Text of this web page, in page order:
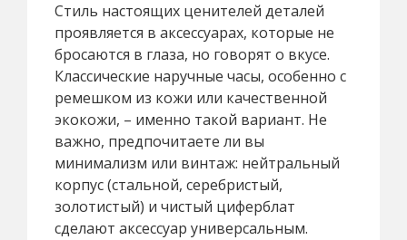
Стиль настоящих ценителей деталей
проявляется в аксессуарах, которые не
бросаются в глаза, но говорят о вкусе.
Классические наручные часы, особенно с
ремешком из кожи или качественной
экокожи, – именно такой вариант. Не
важно, предпочитаете ли вы
минимализм или винтаж: нейтральный
корпус (стальной, серебристый,
золотистый) и чистый циферблат
сделают аксессуар универсальным.